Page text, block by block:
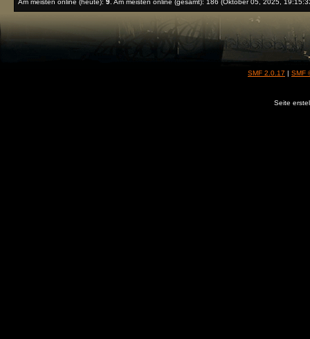
Am meisten online (heute): 9. Am meisten online (gesamt): 186 (Oktober 05, 2025,
SMF 2.0.17 | SMF
Seite